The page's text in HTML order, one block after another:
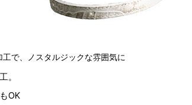
で、ノスタルジックな雰囲気に
。
OK